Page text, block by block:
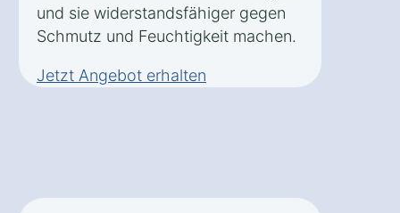
und sie widerstandsfähiger gegen
Schmutz und Feuchtigkeit machen.
Jetzt Angebot erhalten